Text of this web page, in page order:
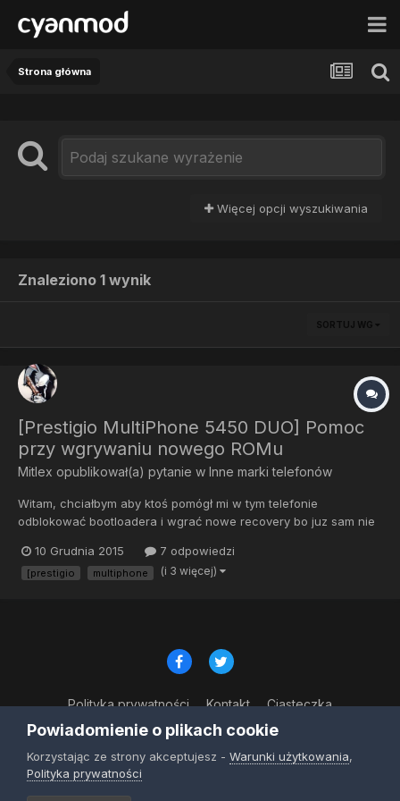
Strona główna
Więcej opcji wyszukiwania
Znaleziono 1 wynik
SORTUJ WG
[Prestigio MultiPhone 5450 DUO] Pomoc
przy wgrywaniu nowego ROMu
Mitlex opublikował(a) pytanie w Inne marki telefonów
Witam, chciałbym aby ktoś pomógł mi w tym telefonie
odblokować bootloadera i wgrać nowe recovery bo juz sam nie
10 Grudnia 2015
7 odpowiedzi
[prestigio multiphone (i 3 więcej)
Polityka prywatności Kontakt Ciasteczka
© Copyright 2023
Powered by Invision Community
Powiadomienie o plikach cookie
Korzystając ze strony akceptujesz - Warunki użytkowania,
Polityka prywatności